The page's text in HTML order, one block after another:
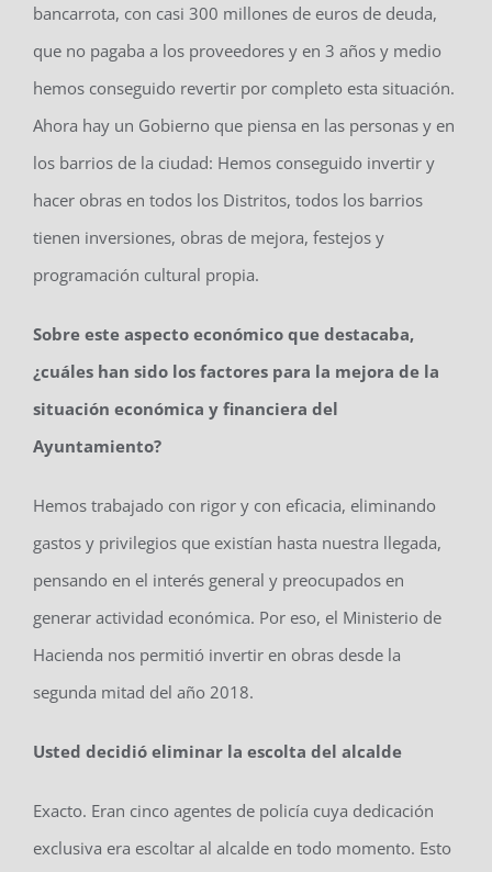
bancarrota, con casi 300 millones de euros de deuda,
que no pagaba a los proveedores y en 3 años y medio
hemos conseguido revertir por completo esta situación.
Ahora hay un Gobierno que piensa en las personas y en
los barrios de la ciudad: Hemos conseguido invertir y
hacer obras en todos los Distritos, todos los barrios
tienen inversiones, obras de mejora, festejos y
programación cultural propia.
Sobre este aspecto económico que destacaba,
¿cuáles han sido los factores para la mejora de la
situación económica y financiera del
Ayuntamiento?
Hemos trabajado con rigor y con eficacia, eliminando
gastos y privilegios que existían hasta nuestra llegada,
pensando en el interés general y preocupados en
generar actividad económica. Por eso, el Ministerio de
Hacienda nos permitió invertir en obras desde la
segunda mitad del año 2018.
Usted decidió eliminar la escolta del alcalde
Exacto. Eran cinco agentes de policía cuya dedicación
exclusiva era escoltar al alcalde en todo momento. Esto